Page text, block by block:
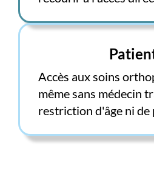
Accès aux soins
même sans médecin
restriction d'âge ni de